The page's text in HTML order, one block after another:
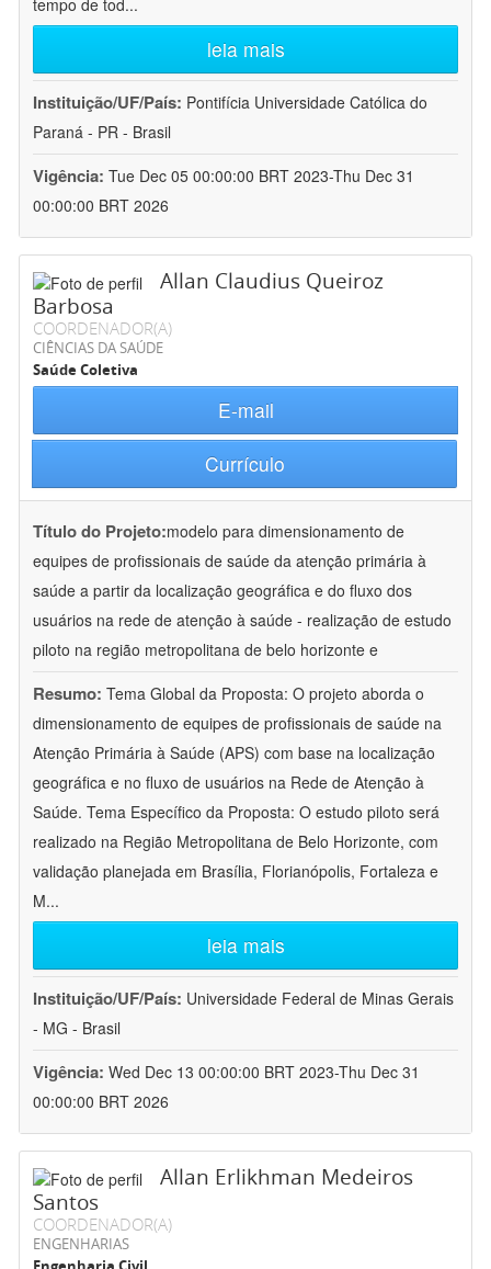
tempo de tod...
leia mais
Instituição/UF/País: Pontifícia Universidade Católica do
Paraná - PR - Brasil
Vigência: Tue Dec 05 00:00:00 BRT 2023-Thu Dec 31
00:00:00 BRT 2026
Allan Claudius Queiroz
Barbosa
COORDENADOR(A)
CIÊNCIAS DA SAÚDE
Saúde Coletiva
E-mail
Currículo
Título do Projeto:modelo para dimensionamento de
equipes de profissionais de saúde da atenção primária à
saúde a partir da localização geográfica e do fluxo dos
usuários na rede de atenção à saúde - realização de estudo
piloto na região metropolitana de belo horizonte e
Resumo: Tema Global da Proposta: O projeto aborda o
dimensionamento de equipes de profissionais de saúde na
Atenção Primária à Saúde (APS) com base na localização
geográfica e no fluxo de usuários na Rede de Atenção à
Saúde. Tema Específico da Proposta: O estudo piloto será
realizado na Região Metropolitana de Belo Horizonte, com
validação planejada em Brasília, Florianópolis, Fortaleza e
M...
leia mais
Instituição/UF/País: Universidade Federal de Minas Gerais
- MG - Brasil
Vigência: Wed Dec 13 00:00:00 BRT 2023-Thu Dec 31
00:00:00 BRT 2026
Allan Erlikhman Medeiros
Santos
COORDENADOR(A)
ENGENHARIAS